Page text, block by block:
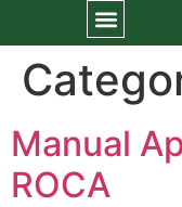
Manual
ROCA